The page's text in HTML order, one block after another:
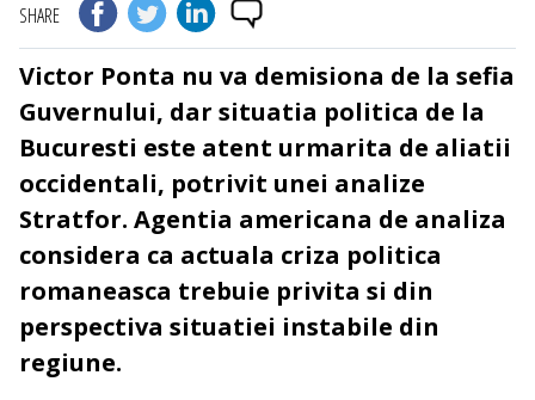
SHARE
Victor Ponta nu va demisiona de la sefia
Guvernului, dar situatia politica de la
Bucuresti este atent urmarita de aliatii
occidentali, potrivit unei analize
Stratfor. Agentia americana de analiza
considera ca actuala criza politica
romaneasca trebuie privita si din
perspectiva situatiei instabile din
regiune.